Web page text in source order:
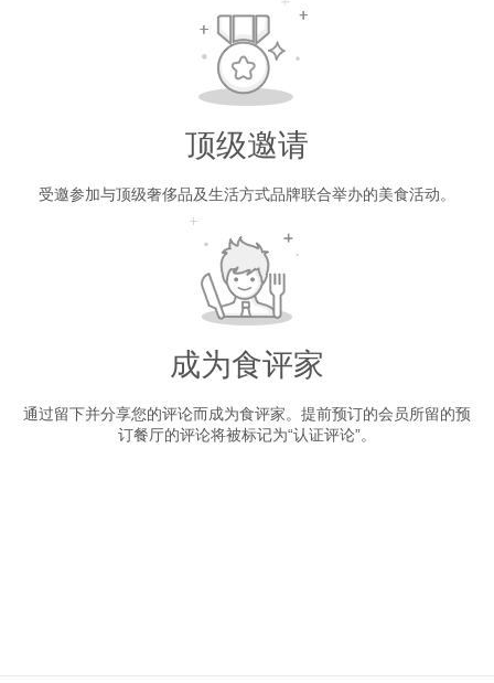
顶级邀请
受邀参加与顶级奢侈品及生活方式品牌联合举办的美食活动。
成为食评家
通过留下并分享您的评论而成为食评家。提前预订的会员所留的预
订餐厅的评论将被标记为“认证评论”。